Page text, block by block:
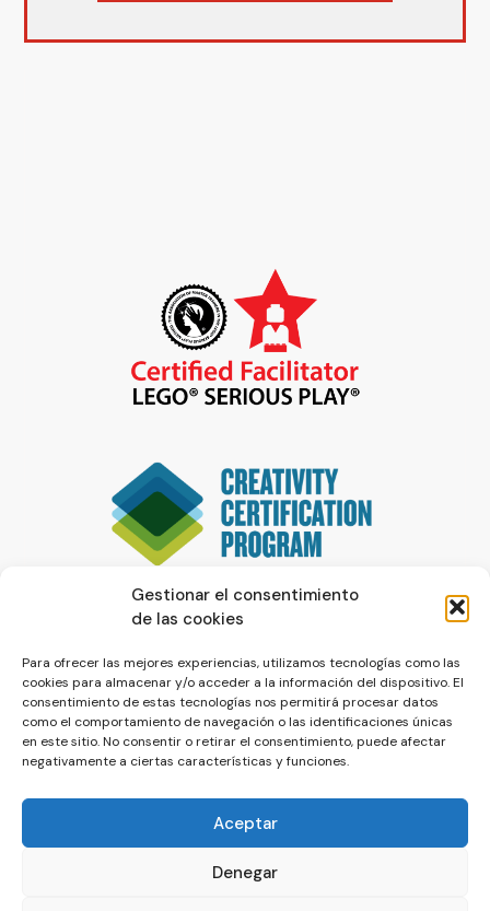
Gestionar el consentimiento
de las cookies
Para ofrecer las mejores experiencias, utilizamos tecnologías como las
cookies para almacenar y/o acceder a la información del dispositivo. El
consentimiento de estas tecnologías nos permitirá procesar datos
como el comportamiento de navegación o las identificaciones únicas
en este sitio. No consentir o retirar el consentimiento, puede afectar
negativamente a ciertas características y funciones.
Aceptar
Denegar